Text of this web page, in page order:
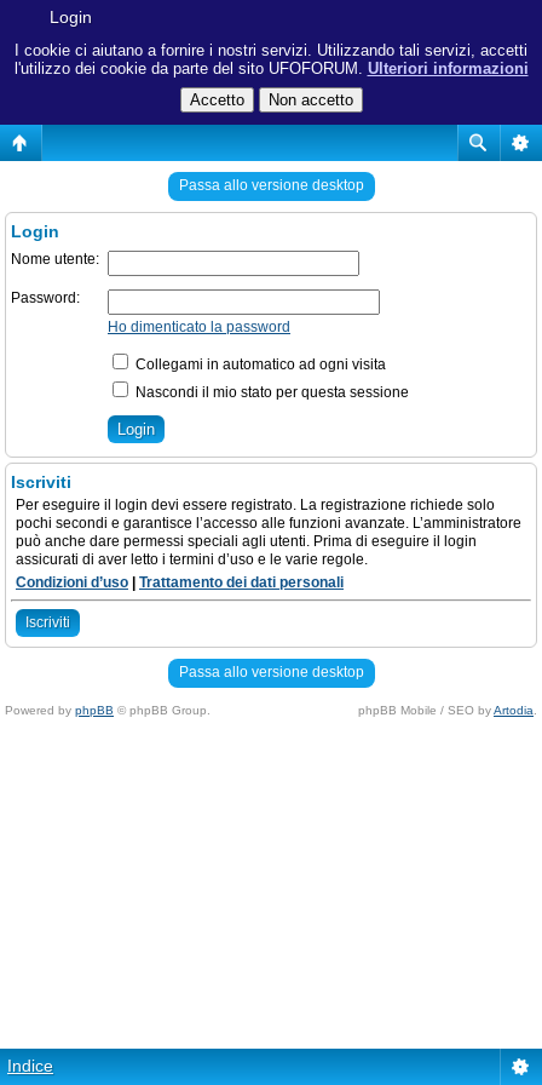
I cookie ci aiutano a fornire i nostri servizi. Utilizzando tali servizi, accetti
l'utilizzo dei cookie da parte del sito UFOFORUM. Ulteriori informazioni
Login
Passa allo versione desktop
Login
Nome utente:
Password:
Ho dimenticato la password
Collegami in automatico ad ogni visita
Nascondi il mio stato per questa sessione
Iscriviti
Per eseguire il login devi essere registrato. La registrazione richiede solo
pochi secondi e garantisce l’accesso alle funzioni avanzate. L’amministratore
può anche dare permessi speciali agli utenti. Prima di eseguire il login
assicurati di aver letto i termini d’uso e le varie regole.
Condizioni d’uso
Trattamento dei dati personali
Iscriviti
Passa allo versione desktop
Powered by phpBB © phpBB Group. phpBB Mobile / SEO byArtodia
Indice